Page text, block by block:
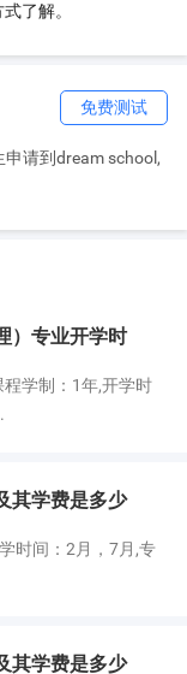
了解。
请到dream school,
免费测试
）专业开学时
学制：1年,开学时
其学费是多少
时间：2月，7月,专
其学费是多少